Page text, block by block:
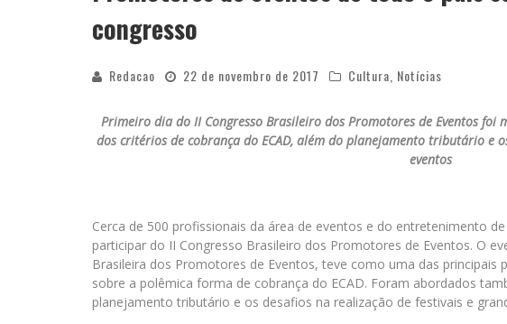
congresso
Redacao 22 de novembro de 2017 Cultura Notícias
Primeiro dia do II Congresso Brasileiro dos Promotores de Eventos foi
dos critérios de cobrança do ECAD, além do planejamento tributário e
eventos
Cerca de 500 profissionais da área de eventos e do entretenimento
participar do II Congresso Brasileiro dos Promotores de Eventos. O
Brasileira dos Promotores de Eventos, teve como uma das principais
sobre a polêmica forma de cobrança do ECAD. Foram abordados
planejamento tributário e os desafios na realização de festivais e